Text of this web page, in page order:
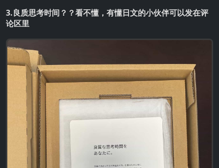
3.良质思考时间？？看不懂，有懂日文的小伙伴可以发在评
论区里